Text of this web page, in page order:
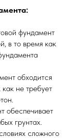
фундамент
в то время как
обходится
не требует
обеспечивает
грунтах.
сложного